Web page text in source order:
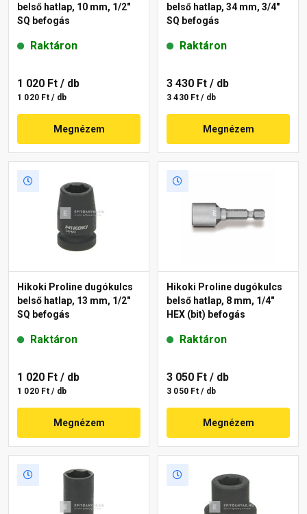
belső hatlap, 10 mm, 1/2"
SQ befogás
Raktáron
1 020 Ft / db
1 020 Ft / db
Megnézem
belső hatlap, 34 mm, 3/4"
SQ befogás
Raktáron
3 430 Ft / db
3 430 Ft / db
Megnézem
Hikoki Proline dugókulcs
belső hatlap, 13 mm, 1/2"
SQ befogás
Raktáron
1 020 Ft / db
1 020 Ft / db
Megnézem
Hikoki Proline dugókulcs
belső hatlap, 8 mm, 1/4"
HEX (bit) befogás
Raktáron
3 050 Ft / db
3 050 Ft / db
Megnézem